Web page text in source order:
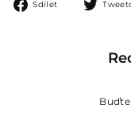
Sdílet
Sdílet